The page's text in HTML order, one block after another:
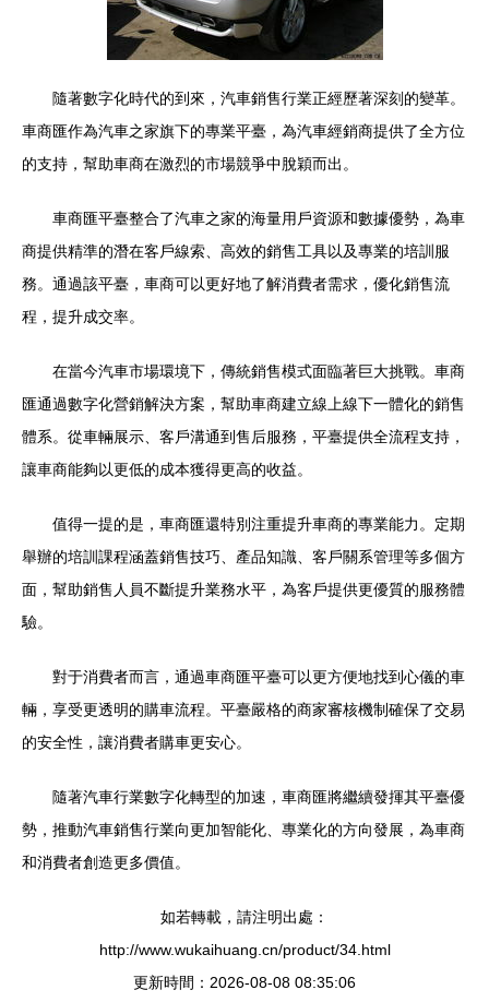
隨著數字化時代的到來，汽車銷售行業正經歷著深刻的變革。
車商匯作為汽車之家旗下的專業平臺，為汽車經銷商提供了全方位
的支持，幫助車商在激烈的市場競爭中脫穎而出。
車商匯平臺整合了汽車之家的海量用戶資源和數據優勢，為車
商提供精準的潛在客戶線索、高效的銷售工具以及專業的培訓服
務。通過該平臺，車商可以更好地了解消費者需求，優化銷售流
程，提升成交率。
在當今汽車市場環境下，傳統銷售模式面臨著巨大挑戰。車商
匯通過數字化營銷解決方案，幫助車商建立線上線下一體化的銷售
體系。從車輛展示、客戶溝通到售后服務，平臺提供全流程支持，
讓車商能夠以更低的成本獲得更高的收益。
值得一提的是，車商匯還特別注重提升車商的專業能力。定期
舉辦的培訓課程涵蓋銷售技巧、產品知識、客戶關系管理等多個方
面，幫助銷售人員不斷提升業務水平，為客戶提供更優質的服務體
驗。
對于消費者而言，通過車商匯平臺可以更方便地找到心儀的車
輛，享受更透明的購車流程。平臺嚴格的商家審核機制確保了交易
的安全性，讓消費者購車更安心。
隨著汽車行業數字化轉型的加速，車商匯將繼續發揮其平臺優
勢，推動汽車銷售行業向更加智能化、專業化的方向發展，為車商
和消費者創造更多價值。
如若轉載，請注明出處：
http://www.wukaihuang.cn/product/34.html
更新時間：2026-08-08 08:35:06